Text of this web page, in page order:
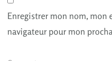
Enregistrer mon nom, mon
navigateur pour mon